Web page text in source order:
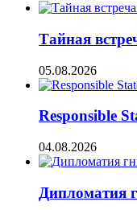
Тайная
05.08.2026
Responsible
04.08.2026
Дипломатия